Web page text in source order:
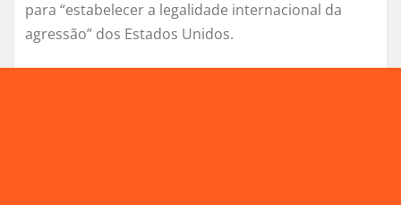
para “estabelecer a legalidade internacional da
agressão” dos Estados Unidos.